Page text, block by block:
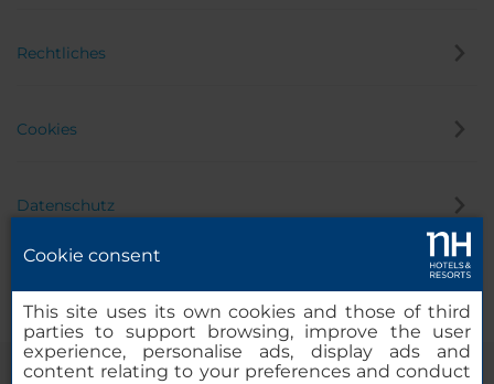
Rechtliches
Cookies
Datenschutz
Cookie consent
This site uses its own cookies and those of third
parties to support browsing, improve the user
experience, personalise ads, display ads and
content relating to your preferences and conduct